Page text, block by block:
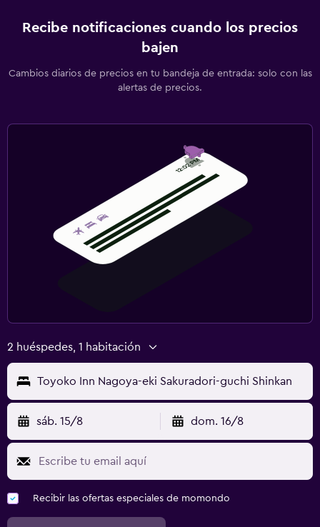
Recibe notificaciones cuando los precios
bajen
Cambios diarios de precios en tu bandeja de entrada: solo con las
alertas de precios.
2 huéspedes, 1 habitación
Toyoko Inn Nagoya-eki Sakuradori-guchi Shinkan
sáb. 15/8 dom. 16/8
Recibir las ofertas especiales de momondo